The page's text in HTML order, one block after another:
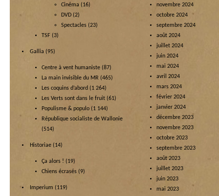
Cinéma (16)
DVD (2)
Spectacles (23)
TSF (3)
Gallia (95)
Centre à vent humaniste (87)
La main invisible du MR (465)
Les coquins d’abord (1 264)
Les Verts sont dans le fruit (61)
Populisme & populo (1 144)
République socialiste de Wallonie
(514)
Historiae (14)
Ça alors ! (19)
Chiens écrasés (9)
Imperium (119)
novembre 2024
octobre 2024
septembre 2024
août 2024
juillet 2024
juin 2024
mai 2024
avril 2024
mars 2024
février 2024
janvier 2024
décembre 2023
novembre 2023
octobre 2023
septembre 2023
août 2023
juillet 2023
juin 2023
mai 2023